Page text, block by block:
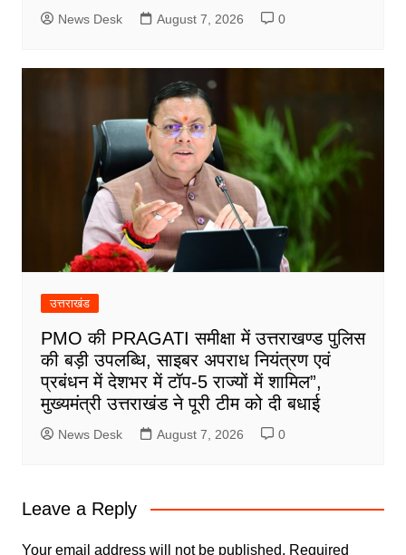
News Desk August 7, 2026 0
उत्तराखंड
PMO की PRAGATI समीक्षा में उत्तराखण्ड पुलिस
की बड़ी उपलब्धि, साइबर अपराध नियंत्रण एवं
प्रबंधन में देशभर में टॉप-5 राज्यों में शामिल”,
मुख्यमंत्री उत्तराखंड ने पूरी टीम को दी बधाई
News Desk August 7, 2026 0
Leave a Reply
Your email address will not be published. Required